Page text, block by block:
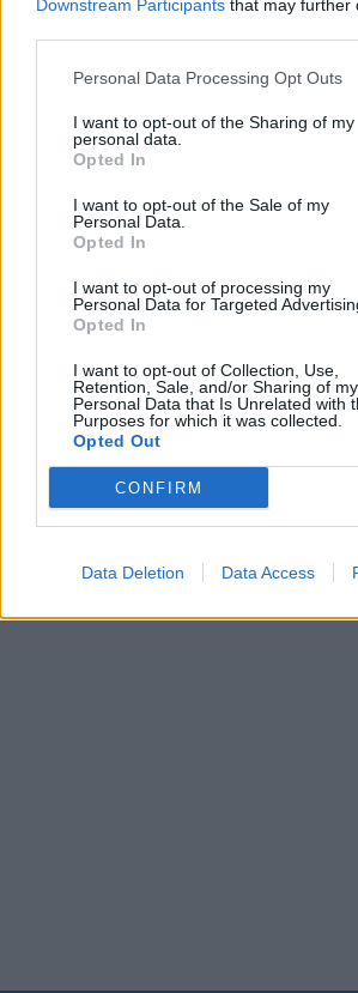
Downstream Participants that may further
Personal Data Processing Opt Outs
I want to opt-out of the Sharing of my
personal data.
Opted In
I want to opt-out of the Sale of my
Personal Data.
Opted In
I want to opt-out of processing my
Personal Data for Targeted
Opted In
I want to opt-out of Collection, Use,
Retention, Sale, and/or Sharing of my
Personal Data that Is Unrelated with
Purposes for which it was collected.
Opted Out
CONFIRM
Data Deletion Data Access